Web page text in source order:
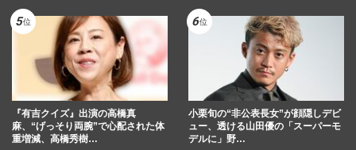
『有吉クイズ』出演の高橋真
麻、“げっそり両腕”で心配された体
重増減、高橋秀樹…
小栗旬の“非公表長女”が顔隠しデビ
ュー、透ける山田優の「スーパーモ
デルに」野…